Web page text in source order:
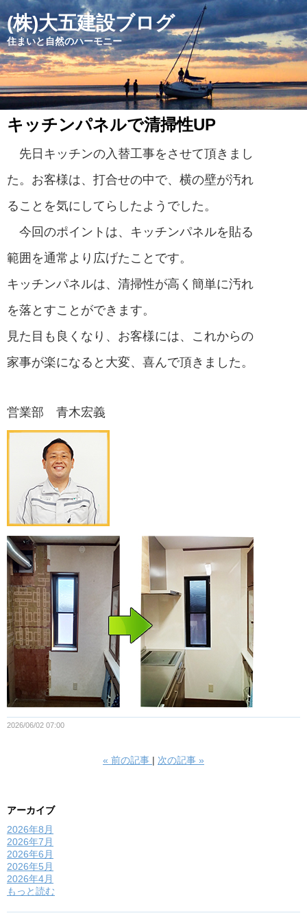
(株)大五建設ブログ
住まいと自然のハーモニー
キッチンパネルで清掃性UP
先日キッチンの入替工事をさせて頂きまし
た。お客様は、打合せの中で、横の壁が汚れ
ることを気にしてらしたようでした。
今回のポイントは、キッチンパネルを貼る
範囲を通常より広げたことです。
キッチンパネルは、清掃性が高く簡単に汚れ
を落とすことができます。
見た目も良くなり、お客様には、これからの
家事が楽になると大変、喜んで頂きました。
営業部 青木宏義
2026/06/02 07:00
« 前の記事 次の記事 »
アーカイブ
2026年8月
2026年7月
2026年6月
2026年5月
2026年4月
もっと読む